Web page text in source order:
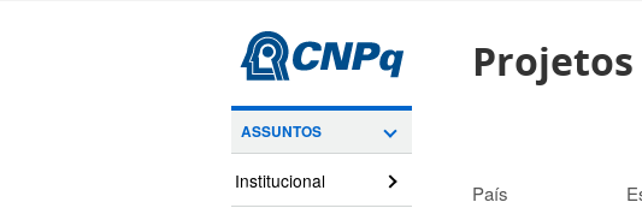
ASSUNTOS
Institucional
Projetos
País